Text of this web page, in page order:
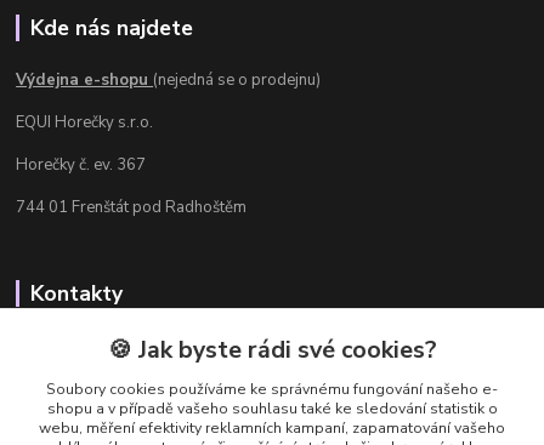
Kde nás najdete
Výdejna e-shopu (nejedná se o prodejnu)
EQUI Horečky s.r.o.
Horečky č. ev. 367
744 01 Frenštát pod Radhoštěm
Kontakty
Radka Chamrádová
+420 737 484 708
Výdejna e-shopu: Po-Ne, 8-20 hod.
info@equi-horecky.cz
🍪 Jak byste rádi své cookies?
Soubory cookies používáme ke správnému fungování našeho e-
shopu a v případě vašeho souhlasu také ke sledování statistik o
webu, měření efektivity reklamních kampaní, zapamatování vašeho